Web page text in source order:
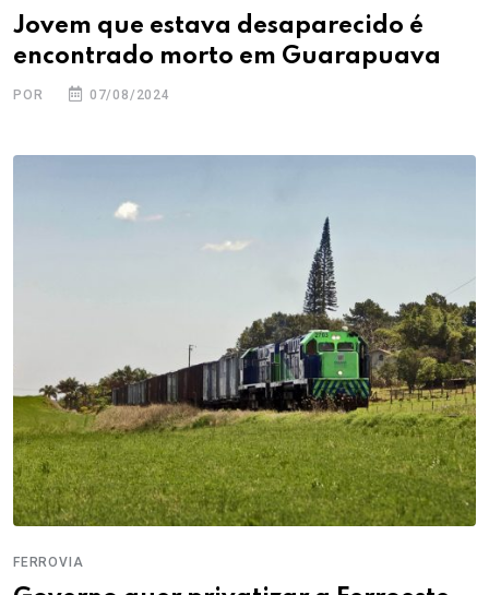
Jovem que estava desaparecido é
encontrado morto em Guarapuava
POR 07/08/2024
FERROVIA